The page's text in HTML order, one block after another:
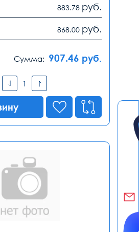
883.78 руб.
868.00 руб.
Сумма: 907.46 руб.